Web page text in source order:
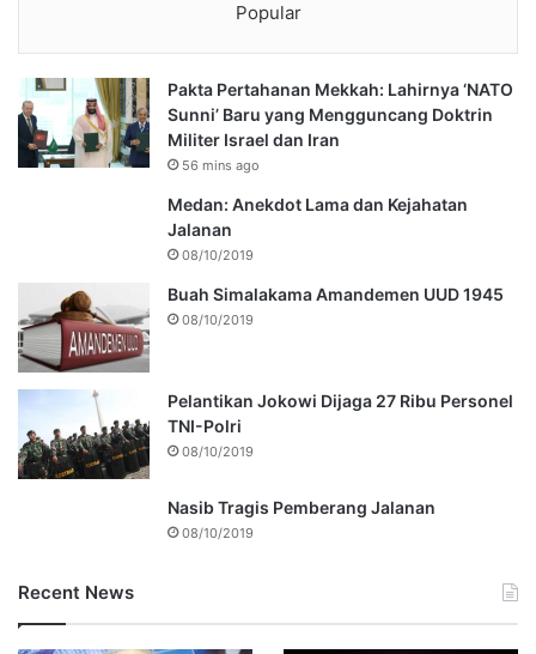
Popular
Pakta Pertahanan Mekkah: Lahirnya ‘NATO
Sunni’ Baru yang Mengguncang Doktrin
Militer Israel dan Iran
56 mins ago
Medan: Anekdot Lama dan Kejahatan
Jalanan
08/10/2019
Buah Simalakama Amandemen UUD 1945
08/10/2019
Pelantikan Jokowi Dijaga 27 Ribu Personel
TNI-Polri
08/10/2019
Nasib Tragis Pemberang Jalanan
08/10/2019
Recent News